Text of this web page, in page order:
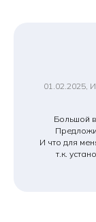
01.02.2025,
Большой
И что для
т.к.